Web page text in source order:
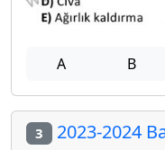
A B
3 2023-2024